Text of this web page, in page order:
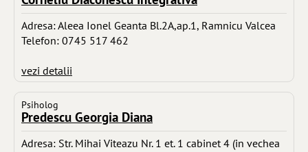
Adresa: Aleea Ionel Geanta Bl.2A,ap.1, Ramnicu Valcea
Telefon: 0745 517 462
vezi detalii
Psiholog
Predescu Georgia Diana
Adresa: Str. Mihai Viteazu Nr. 1 et. 1 cabinet 4 (in vechea